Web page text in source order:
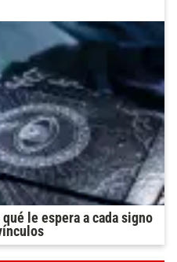
le espera a cada signo